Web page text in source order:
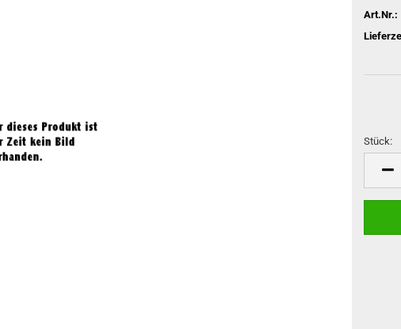
Art.Nr.:
Stück:
Stück